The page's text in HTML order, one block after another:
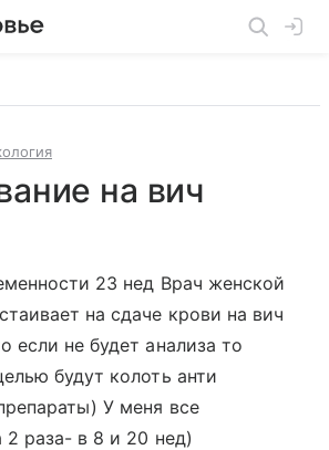
на вич
23 нед Врач женской
на сдаче крови на вич
если не будет анализа то
будут колоть анти
У меня все
2 раза- в 8 и 20 нед)